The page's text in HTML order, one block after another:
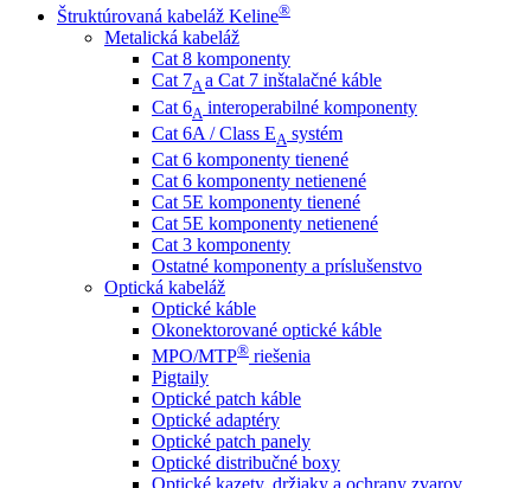
Štruktúrovaná kabeláž Keline®
Metalická kabeláž
Cat 8 komponenty
Cat 7Aa Cat 7 inštalačné káble
Cat 6A interoperabilné komponenty
Cat 6A / Class EA systém
Cat 6 komponenty tienené
Cat 6 komponenty netienené
Cat 5E komponenty tienené
Cat 5E komponenty netienené
Cat 3 komponenty
Ostatné komponenty a príslušenstvo
Optická kabeláž
Optické káble
Okonektorované optické káble
MPO/MTP® ​ riešenia
Pigtaily
Optické patch káble
Optické adaptéry
Optické patch panely
Optické distribučné boxy